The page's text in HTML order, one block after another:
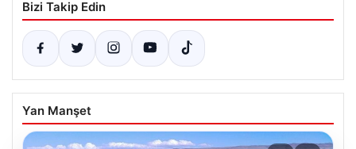
Bizi Takip Edin
Yan Manşet